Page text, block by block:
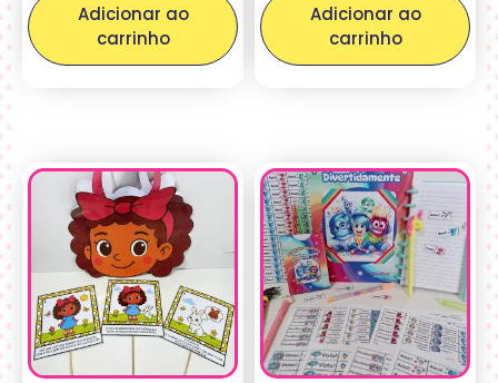
Adicionar ao
carrinho
Adicionar ao
carrinho